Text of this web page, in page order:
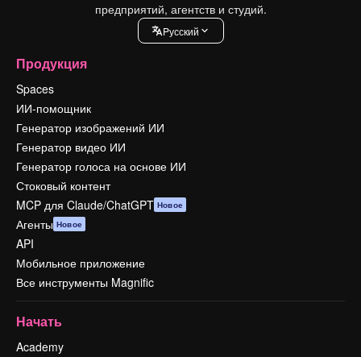
предприятий, агентств и студий.
Pусский
Продукция
Spaces
ИИ-помощник
Генератор изображений ИИ
Генератор видео ИИ
Генератор голоса на основе ИИ
Стоковый контент
MCP для Claude/ChatGPT Новое
Агенты Новое
API
Мобильное приложение
Все инструменты Magnific
Начать
Academy